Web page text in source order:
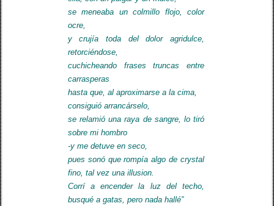
se meneaba un colmillo flojo, color
ocre,
y crujía toda del dolor agridulce,
retorciéndose,
cuchicheando frases truncas entre
carrasperas
hasta que, al aproximarse a la cima,
consiguió arrancárselo,
se relamió una raya de sangre, lo tiró
sobre mi hombro
-y me detuve en seco,
pues sonó que rompía algo de crystal
fino, tal vez una illusion.
Corrí a encender la luz del techo,
busqué a gatas, pero nada hallé”